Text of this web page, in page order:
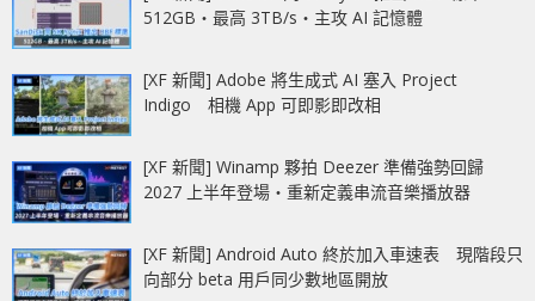
512GB‧最高 3TB/s‧主攻 AI 記憶體
[XF 新聞] Adobe 將生成式 AI 塞入 Project
Indigo 相機 App 可即影即改相
[XF 新聞] Winamp 夥拍 Deezer 準備強勢回歸
2027 上半年登場‧重新定義串流音樂播放器
[XF 新聞] Android Auto 終於加入車速表 現階段只
向部分 beta 用戶同少數地區開放